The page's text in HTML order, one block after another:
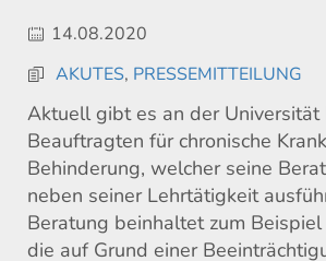
14.08.2020
AKUTES, PRESSEMITTEILUNG
Aktuell gibt es an der Universität
Beauftragten für chronische
Behinderung, welcher seine
neben seiner Lehrtätigkeit
Beratung beinhaltet zum
die auf Grund einer